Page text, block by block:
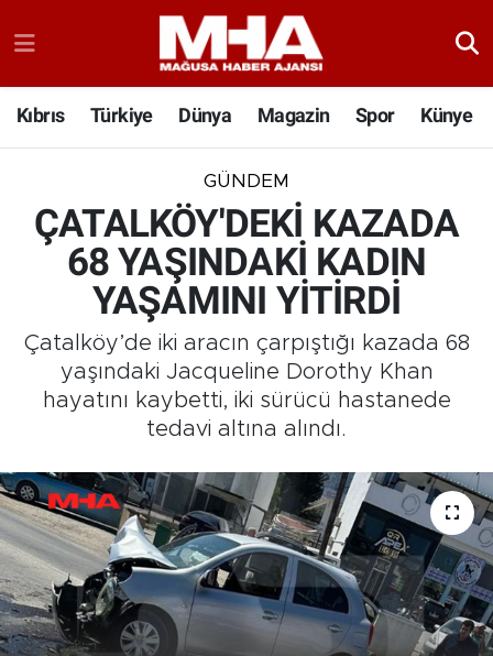
Kıbrıs Türkiye Dünya Magazin Spor Künye
GÜNDEM
ÇATALKÖY'DEKİ KAZADA
68 YAŞINDAKİ KADIN
YAŞAMINI YİTİRDİ
Çatalköy’de iki aracın çarpıştığı kazada 68
yaşındaki Jacqueline Dorothy Khan
hayatını kaybetti, iki sürücü hastanede
tedavi altına alındı.